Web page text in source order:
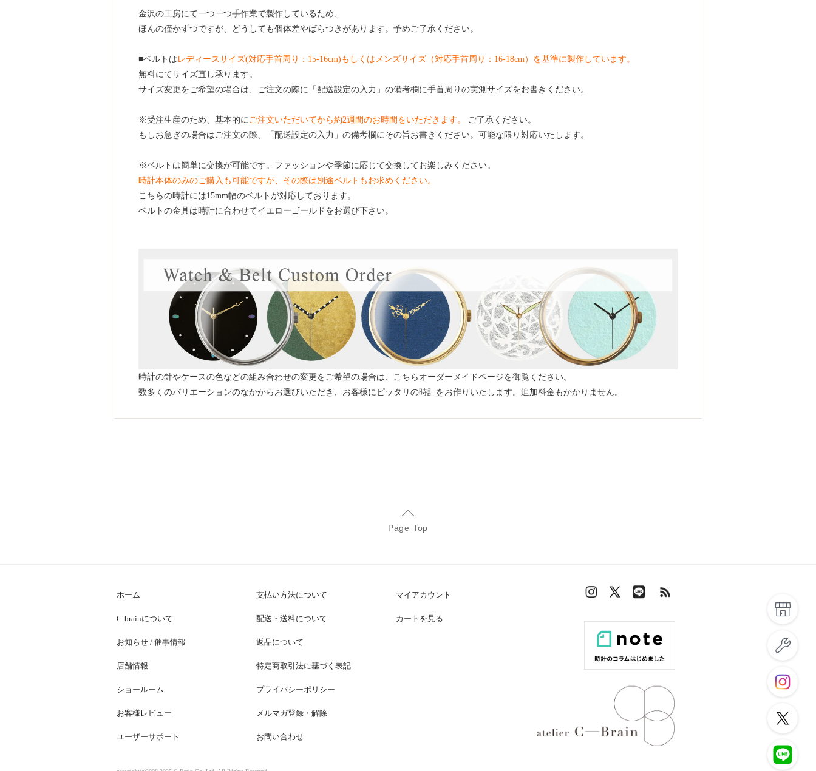
金沢の工房にて一つ一つ手作業で製作しているため、
ほんの僅かずつですが、どうしても個体差やばらつきがあります。予めご了承ください。
■ベルトは レディースサイズ(対応手首周り：15-16cm)もしくはメンズサイズ（対応手首周り：16-18cm）を基準に製作しています。
無料にてサイズ直し承ります。
サイズ変更をご希望の場合は、ご注文の際に「配送設定の入力」の備考欄に手首周りの実測サイズをお書きください。
※受注生産のため、基本的に ご注文いただいてから約2週間のお時間をいただきます。
ご了承ください。
もしお急ぎの場合はご注文の際、「配送設定の入力」の備考欄にその旨お書きください。可能な限り対応いたします。
※ベルトは簡単に交換が可能です。ファッションや季節に応じて交換してお楽しみください。
時計本体のみのご購入も可能ですが、その際は別途ベルトもお求めください。
こちらの時計には15mm幅のベルトが対応しております。
ベルトの金具は時計に合わせてイエローゴールドをお選び下さい。
時計の針やケースの色などの組み合わせの変更をご希望の場合は、こちらオーダーメイドページを御覧ください。
数多くのバリエーションのなかからお選びいただき、お客様にピッタリの時計をお作りいたします。追加料金もかかりません。
Page Top
ホーム
C-brainについて
お知らせ / 催事情報
店舗情報
ショールーム
お客様レビュー
ユーザーサポート
支払い方法について
配送・送料について
返品について
特定商取引法に基づく表記
プライバシーポリシー
メルマガ登録・解除
お問い合わせ
マイアカウント
カートを見る